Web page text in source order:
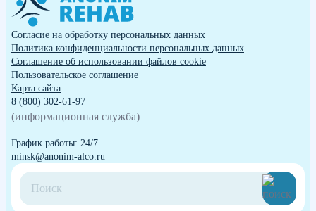
Согласие на обработку персональных данных
Политика конфиденциальности персональных данных
Cоглашение об использовании файлов cookie
Пользовательское соглашение
Карта сайта
8 (800) 302-61-97
(информационная служба)
График работы: 24/7
minsk@anonim-alco.ru